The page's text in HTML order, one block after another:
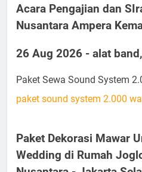
Acara Pengajian dan
Nusantara Ampera
26 Aug 2026 - alat
Paket Sewa Sound System
paket sound system 2.000
Paket Dekorasi Mawar
Wedding di Rumah